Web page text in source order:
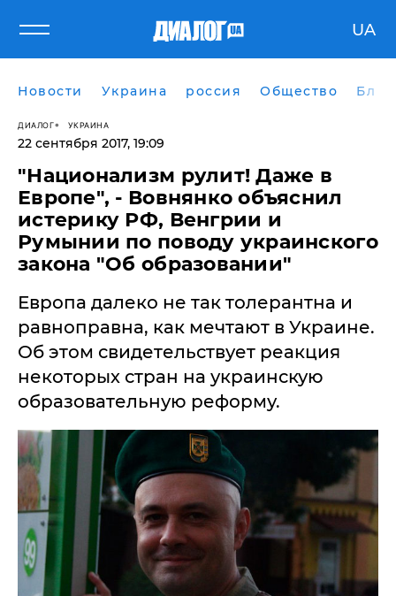
UA
Новости Украина россия Общество
ДИАЛОГ УКРАИНА
22 сентября 2017, 19:09
​"Национализм рулит! Даже в
Европе", - Вовнянко объяснил
истерику РФ, Венгрии и
Румынии по поводу украинского
закона "Об образовании"
Европа далеко не так толерантна и
равноправна, как мечтают в Украине.
Об этом свидетельствует реакция
некоторых стран на украинскую
образовательную реформу.